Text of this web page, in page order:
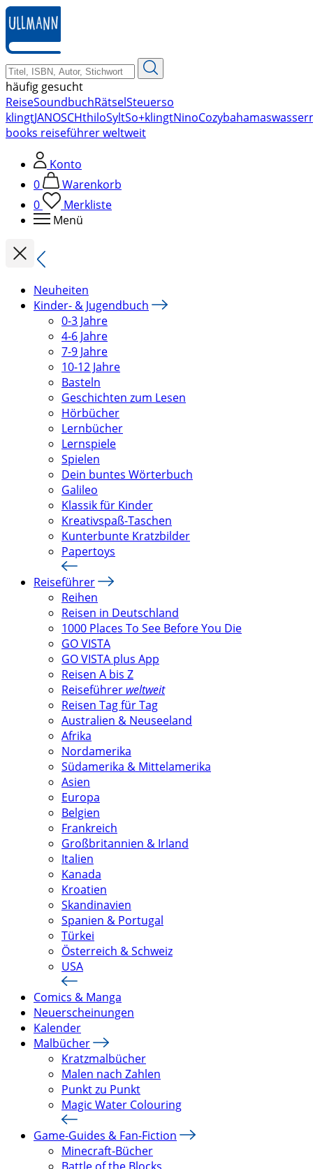
zum
Hauptinhalt
springen
häufig gesucht
ReiseSoundbuchRätselSteuerso
klingtJANOSCHthiloSyltSo+klingtNinoCozybahamas
books reiseführer weltweit
Konto
0
Warenkorb
0
Merkliste
Menü
Neuheiten
Kinder- & Jugendbuch
0-3 Jahre
4-6 Jahre
7-9 Jahre
10-12 Jahre
Basteln
Geschichten zum Lesen
Hörbücher
Lernbücher
Lernspiele
Spielen
Dein buntes Wörterbuch
Galileo
Klassik für Kinder
Kreativspaß-Taschen
Kunterbunte Kratzbilder
Papertoys
Reiseführer
Reihen
Reisen in Deutschland
1000 Places To See Before You Die
GO VISTA
GO VISTA plus App
Reisen A bis Z
Reiseführer weltweit
Reisen Tag für Tag
Australien & Neuseeland
Afrika
Nordamerika
Südamerika & Mittelamerika
Asien
Europa
Belgien
Frankreich
Großbritannien & Irland
Italien
Kanada
Kroatien
Skandinavien
Spanien & Portugal
Türkei
Österreich & Schweiz
USA
Comics & Manga
Neuerscheinungen
Kalender
Malbücher
Kratzmalbücher
Malen nach Zahlen
Punkt zu Punkt
Magic Water Colouring
Game-Guides & Fan-Fiction
Minecraft-Bücher